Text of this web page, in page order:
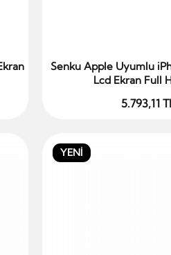
Sepete
Senku Apple Uyumlu
Lcd Ekran Full
5.793,11
YENİ